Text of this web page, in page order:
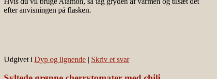
efter anvisningen på flasken.
Udgivet i Dyp og lignende | Skriv et svar